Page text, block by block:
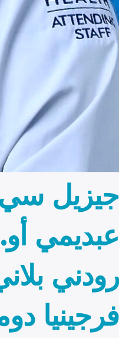
جيزيل سي
عبديمي
رودني
فرجينيا